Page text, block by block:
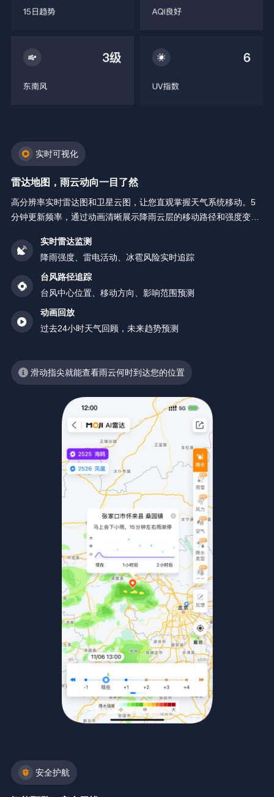
实时可视化
雷达地图，雨云动向一目了然
高分辨率实时雷达图和卫星云图，让您直观掌握天气系统移动。5
分钟更新频率，通过动画清晰展示降雨云层的移动路径和强度变
实时雷达监测
降雨强度、雷电活动、冰雹风险实时追踪
台风路径追踪
台风中心位置、移动方向、影响范围预测
动画回放
过去24小时天气回顾，未来趋势预测
滑动指尖就能查看雨云何时到达您的位置
安全护航